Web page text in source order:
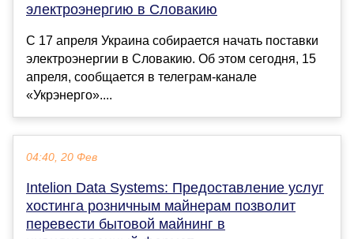
электроэнергию в Словакию
С 17 апреля Украина собирается начать поставки
электроэнергии в Словакию. Об этом сегодня, 15
апреля, сообщается в телеграм-канале
«Укрэнерго»....
04:40, 20 Фев
Intelion Data Systems: Предоставление услуг
хостинга розничным майнерам позволит
перевести бытовой майнинг в